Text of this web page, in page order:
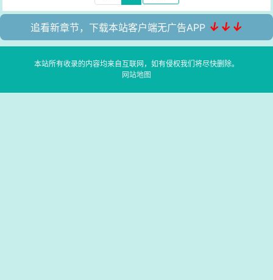
追看新章节，下载本站客户端无广告APP ↓↓↓
本站所有收录的内容均来自互联网，如有侵权我们将尽快删除。
网站地图